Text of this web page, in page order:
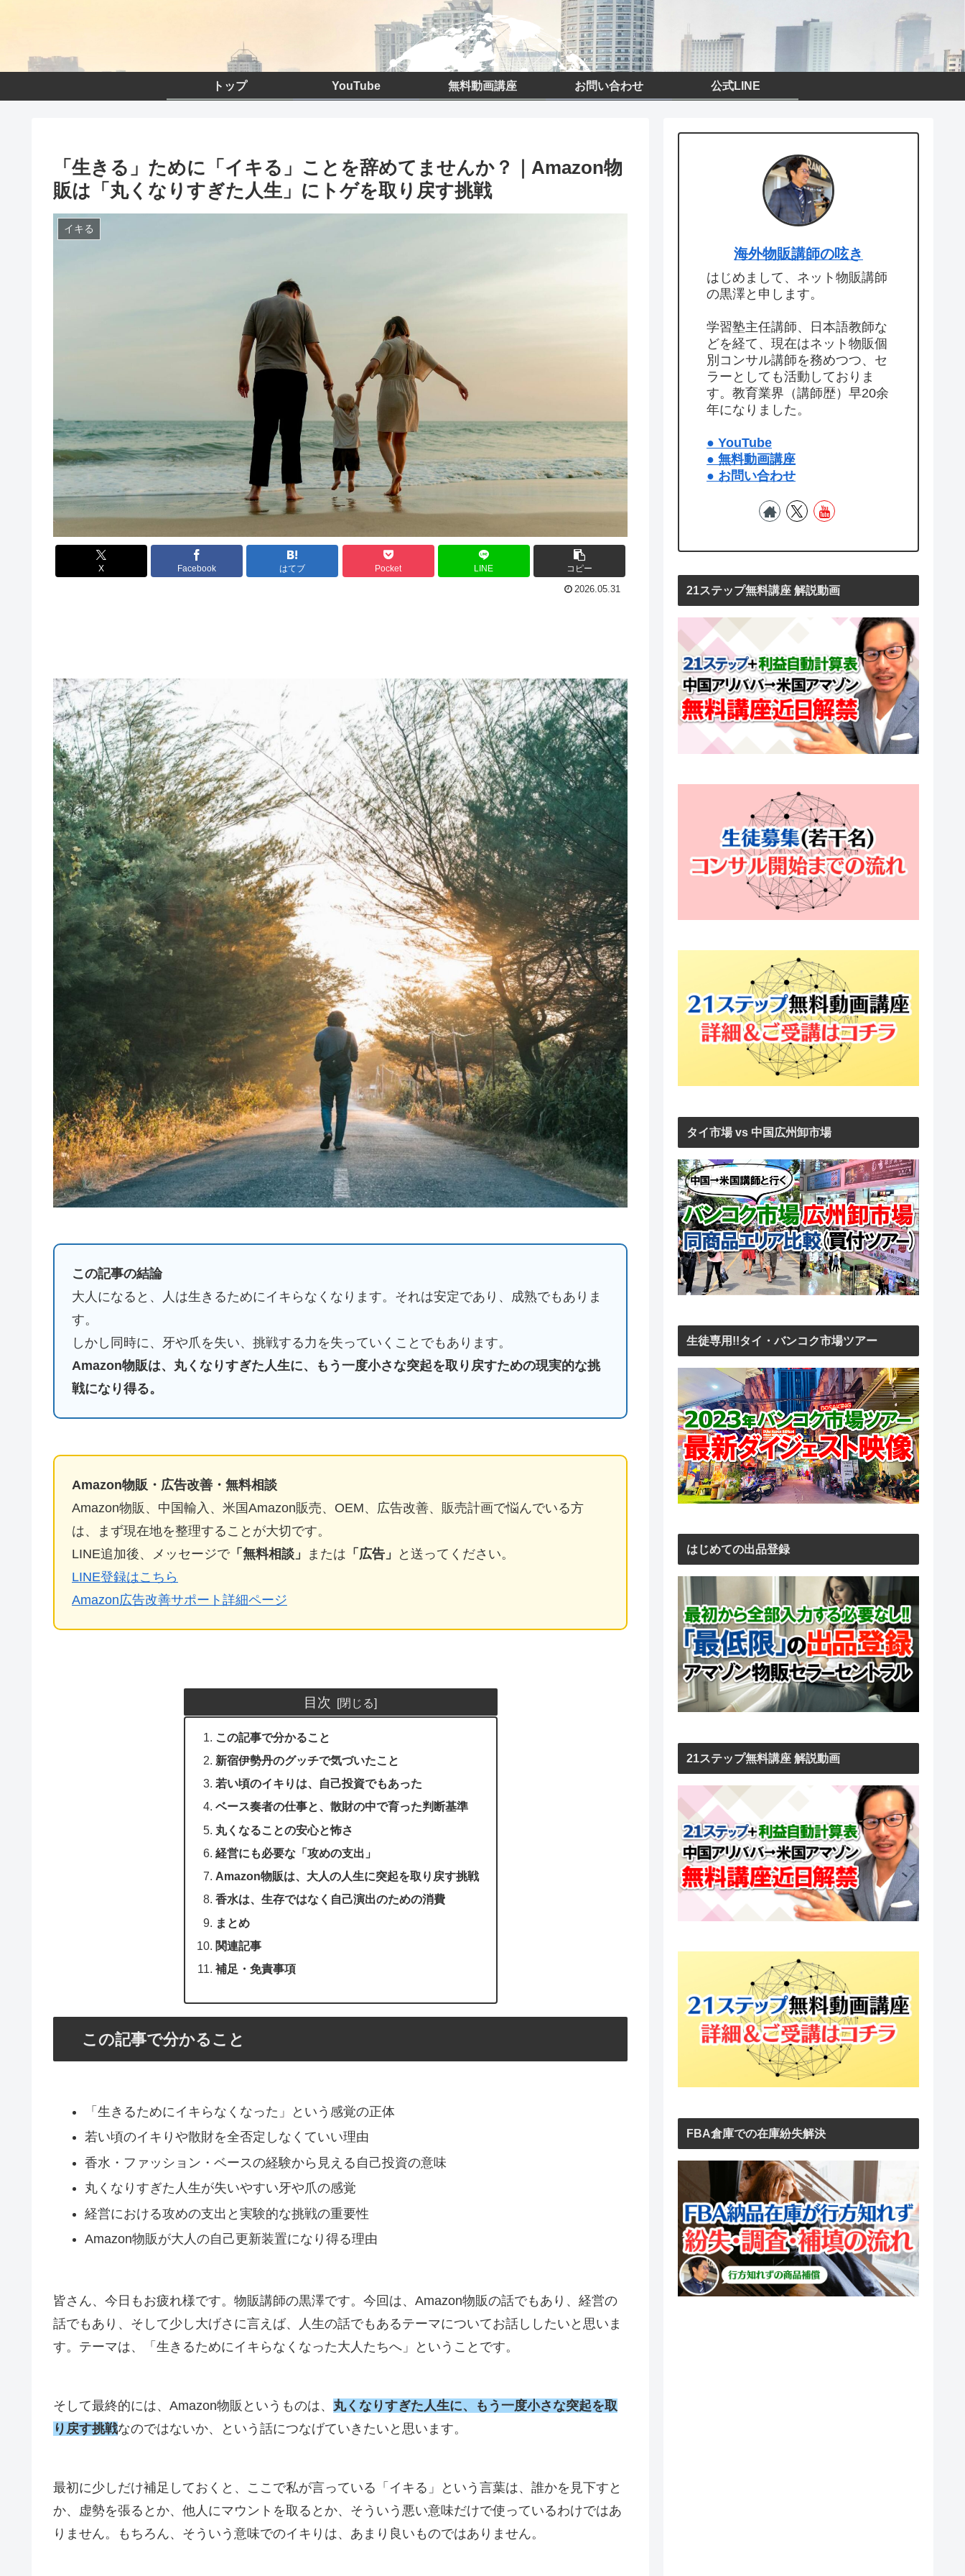
トップ YouTube 無料動画講座 お問い合わせ 公式LINE
「生きる」ために「イキる」ことを辞めてませんか？｜Amazon物
販は「丸くなりすぎた人生」にトゲを取り戻す挑戦
イキる
X Facebook はてブ Pocket LINE コピー
2026.05.31
この記事の結論
大人になると、人は生きるためにイキらなくなります。それは安定であり、成熟でもありま
す。
しかし同時に、牙や爪を失い、挑戦する力を失っていくことでもあります。
Amazon物販は、丸くなりすぎた人生に、もう一度小さな突起を取り戻すための現実的な挑
戦になり得る。
Amazon物販・広告改善・無料相談
Amazon物販、中国輸入、米国Amazon販売、OEM、広告改善、販売計画で悩んでいる方
は、まず現在地を整理することが大切です。
LINE追加後、メッセージで「無料相談」 または 「広告」
と送ってください。
LINE登録はこちら
Amazon広告改善サポート詳細ページ
目次
この記事で分かること
新宿伊勢丹のグッチで気づいたこと
若い頃のイキりは、自己投資でもあった
ベース奏者の仕事と、散財の中で育った判断基準
丸くなることの安心と怖さ
経営にも必要な「攻めの支出」
Amazon物販は、大人の人生に突起を取り戻す挑戦
香水は、生存ではなく自己演出のための消費
まとめ
関連記事
補足・免責事項
この記事で分かること
「生きるためにイキらなくなった」という感覚の正体
若い頃のイキりや散財を全否定しなくていい理由
香水・ファッション・ベースの経験から見える自己投資の意味
丸くなりすぎた人生が失いやすい牙や爪の感覚
経営における攻めの支出と実験的な挑戦の重要性
Amazon物販が大人の自己更新装置になり得る理由
皆さん、今日もお疲れ様です。物販講師の黒澤です。今回は、Amazon物販の話でもあり、経営の
話でもあり、そして少し大げさに言えば、人生の話でもあるテーマについてお話ししたいと思いま
す。テーマは、「生きるためにイキらなくなった大人たちへ」ということです。
そして最終的には、Amazon物販というものは、 丸くなりすぎた人生に、もう一度小さな突起を取
り戻す挑戦なのではないか、という話につなげていきたいと思います。
最初に少しだけ補足しておくと、ここで私が言っている「イキる」という言葉は、誰かを見下すと
か、虚勢を張るとか、他人にマウントを取るとか、そういう悪い意味だけで使っているわけではあ
りません。もちろん、そういう意味でのイキりは、あまり良いものではありません。
海外物販講師の呟き
はじめまして、ネット物販講師
の黒澤と申します。
学習塾主任講師、日本語教師な
どを経て、現在はネット物販個
別コンサル講師を務めつつ、セ
ラーとしても活動しておりま
す。教育業界（講師歴）早20余
年になりました。
● YouTube
● 無料動画講座
● お問い合わせ
21ステップ無料講座 解説動画
タイ市場 vs 中国広州卸市場
生徒専用!!タイ・バンコク市場ツアー
はじめての出品登録
21ステップ無料講座 解説動画
FBA倉庫での在庫紛失解決